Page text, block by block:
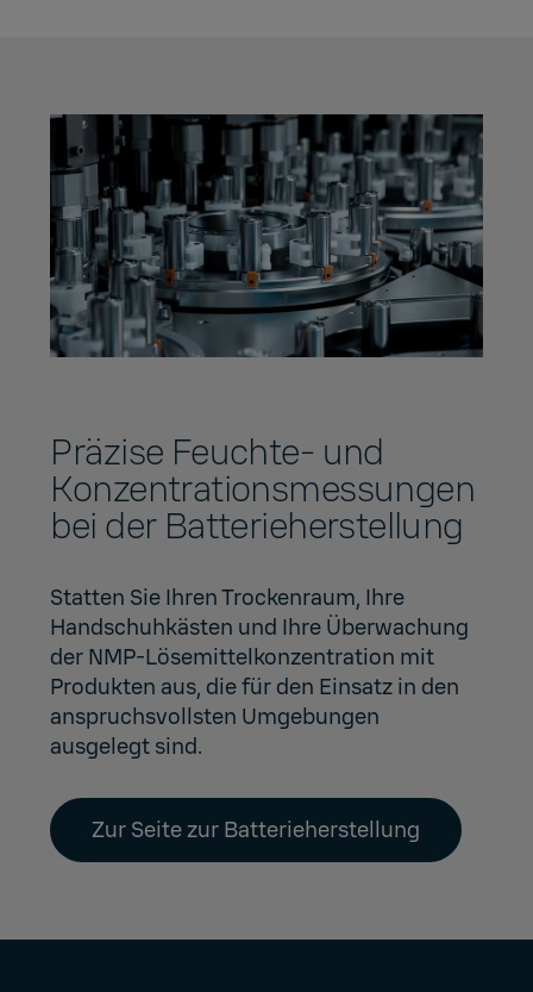
Präzise Feuchte- und
Konzentrationsmessungen
bei der Batterieherstellung
Statten Sie Ihren Trockenraum, Ihre
Handschuhkästen und Ihre Überwachung
der NMP-Lösemittelkonzentration mit
Produkten aus, die für den Einsatz in den
anspruchsvollsten Umgebungen
ausgelegt sind.
Zur Seite zur Batterieherstellung